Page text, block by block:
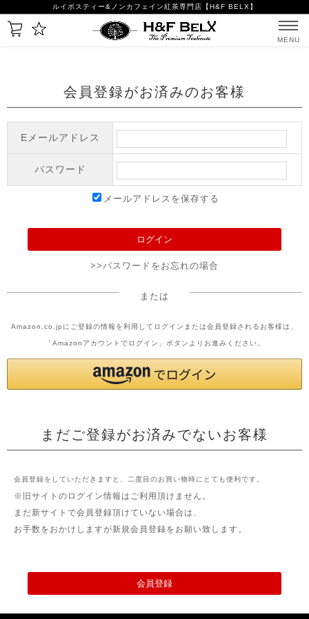
ルイボスティー&ノンカフェイン紅茶専門店【H&F BELX】
MENU
会員登録がお済みのお客様
Eメールアドレス
パスワード
メールアドレスを保存する
>>パスワードをお忘れの場合
または
Amazon.co.jpにご登録の情報を利用してログインまたは会員登録されるお客様は、
「Amazonアカウントでログイン」ボタンよりお進みください。
まだご登録がお済みでないお客様
会員登録をしていただきますと、二度目のお買い物時にとても便利です。
※旧サイトのログイン情報はご利用頂けません。
まだ新サイトで会員登録頂けていない場合は、
お手数をおかけしますが新規会員登録をお願い致します。